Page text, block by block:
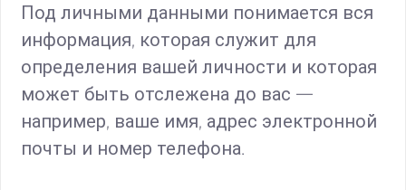
Под личными данными понимается вся
информация, которая служит для
определения вашей личности и которая
может быть отслежена до вас —
например, ваше имя, адрес электронной
почты и номер телефона.